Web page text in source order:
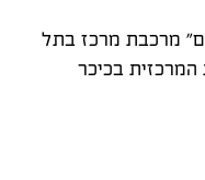
מרכבת מרכז בתל
בכיכר